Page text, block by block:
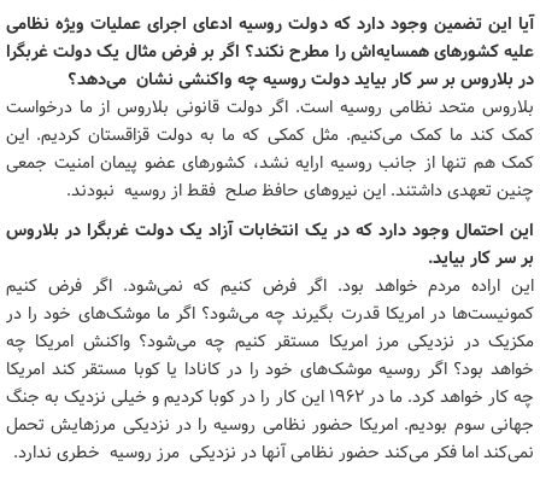
آیا این تضمین وجود دارد که دولت روسیه ادعای اجرای عملیات ویژه نظامی
علیه کشورهای همسایه‌اش را مطرح نکند؟ اگر بر فرض مثال یک دولت غربگرا
در بلاروس بر سر کار بیاید دولت روسیه چه واکنشی نشان می‌دهد؟
بلاروس متحد نظامی روسیه است. اگر دولت قانونی بلاروس از ما درخواست
کمک کند ما کمک می‌کنیم. مثل کمکی که ما به دولت قزاقستان کردیم. این
کمک هم تنها از جانب روسیه ارایه نشد، کشورهای عضو پیمان امنیت جمعی
چنین تعهدی داشتند. این نیروهای حافظ صلح فقط از روسیه نبودند.
این احتمال وجود دارد که در یک انتخابات آزاد یک دولت غربگرا در بلاروس
بر سر کار بیاید.
این اراده مردم خواهد بود. اگر فرض کنیم که نمی‌شود. اگر فرض کنیم
کمونیست‌ها در امریکا قدرت بگیرند چه می‌شود؟ اگر ما موشک‌های خود را در
مکزیک در نزدیکی مرز امریکا مستقر کنیم چه می‌شود؟ واکنش امریکا چه
خواهد بود؟ اگر روسیه موشک‌های خود را در کانادا یا کوبا مستقر کند امریکا
چه کار خواهد کرد. ما در 1962 این کار را در کوبا کردیم و خیلی نزدیک به جنگ
جهانی سوم بودیم. امریکا حضور نظامی روسیه را در نزدیکی مرزهایش تحمل
نمی‌کند اما فکر می‌کند حضور نظامی آنها در نزدیکی مرز روسیه خطری ندارد.